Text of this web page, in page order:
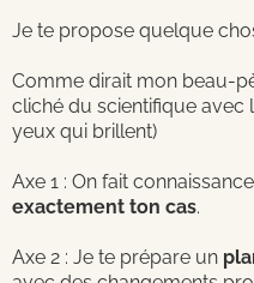
Je te propose quelque
Comme dirait mon beau-
cliché du scientifique avec
yeux qui brillent)
Axe 1 : On fait
exactement ton cas.
Axe 2 : Je te prépare un